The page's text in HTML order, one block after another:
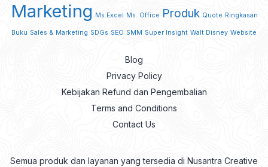
Marketing Ms.Excel Ms. Office Produk Quote Ringkasan
Buku Sales & Marketing SDGs SEO SMM Super Insight Walt Disney Website
Blog
Privacy Policy
Kebijakan Refund dan Pengembalian
Terms and Conditions
Contact Us
Semua produk dan layanan yang tersedia di Nusantra Creative